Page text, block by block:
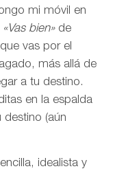
mi móvil en
«Vas bien»de
vas por el
más allá de
a tu destino.
en la espalda
destino (aún
idealista y